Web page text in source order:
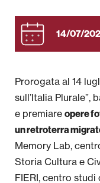
14/07/
Prorogata al 14
sull’Italia Plurale”,
e premiare opere
un retroterra
Memory Lab,
Storia Cultura e
FIERI, centro studi
Progetti Regionali